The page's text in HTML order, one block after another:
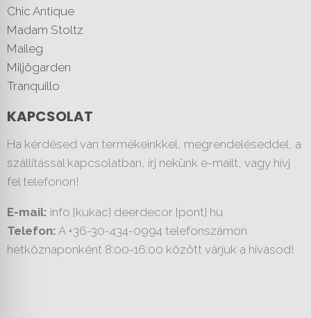
Chic Antique
Madam Stoltz
Maileg
Miljögarden
Tranquillo
KAPCSOLAT
Ha kérdésed van termékeinkkel, megrendeléseddel, a
szállítással kapcsolatban, írj nekünk e-mailt, vagy hívj
fel telefonon!
E-mail: info [kukac] deerdecor [pont] hu
Telefon: A +36-30-434-0994 telefonszámon
hétköznaponként 8:00-16:00 között várjuk a hívásod!